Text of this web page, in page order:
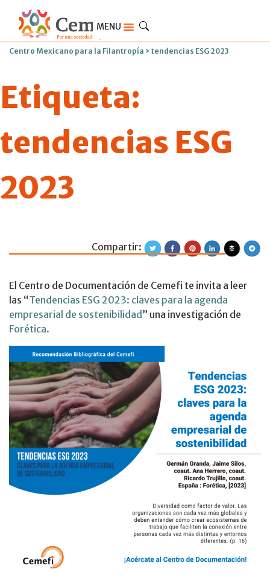
MENU
Centro Mexicano para la Filantropía > tendencias ESG 2023
Etiqueta:
tendencias ESG
2023
Tendencias
Compartir:
El Centro de Documentación de Cemefi te invita a leer
las “Tendencias ESG 2023: claves para la agenda
empresarial de sostenibilidad ” una investigación de
Forética.